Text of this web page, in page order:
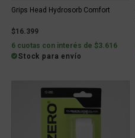
Grips Head Hydrosorb Comfort
$16.399
6 cuotas con interés de $3.616
Stock para envío